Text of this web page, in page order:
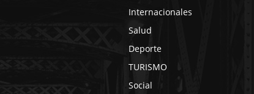
Internacionales
Salud
Deporte
TURISMO
Social